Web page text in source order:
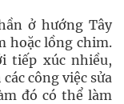
ở hướng Tây
hoặc lồng chim.
tiếp xúc nhiều,
công việc sửa
đó có thể làm